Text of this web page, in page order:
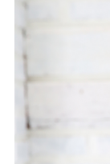
事務所概要